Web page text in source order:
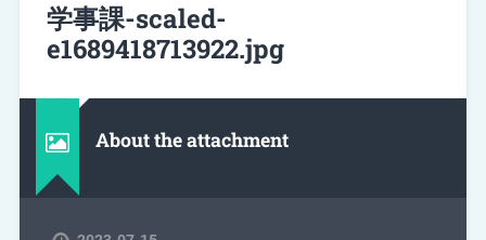
学事課-scaled-
e1689418713922.jpg
About the attachment